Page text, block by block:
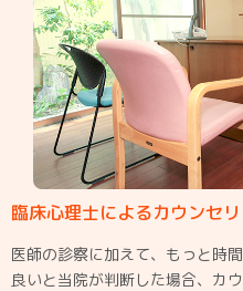
臨床心理士によるカウンセ
医師の診察に加えて、もっと時
良いと当院が判断した場合、カ